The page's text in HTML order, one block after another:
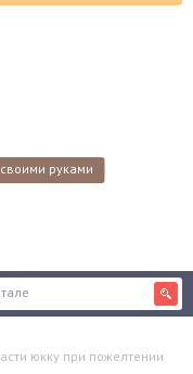
руками
юкку при пожелтении